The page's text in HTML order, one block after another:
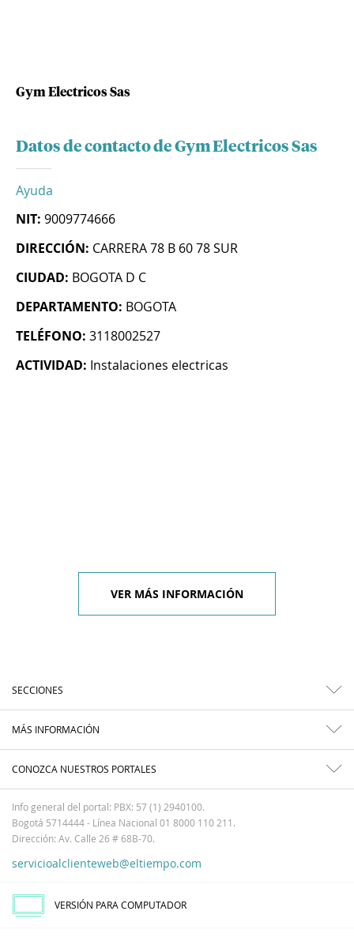
Gym Electricos Sas
Datos de contacto de Gym Electricos Sas
Ayuda
NIT: 9009774666
DIRECCIÓN: CARRERA 78 B 60 78 SUR
CIUDAD: BOGOTA D C
DEPARTAMENTO: BOGOTA
TELÉFONO: 3118002527
ACTIVIDAD: Instalaciones electricas
VER MÁS INFORMACIÓN
SECCIONES
MÁS INFORMACIÓN
CONOZCA NUESTROS PORTALES
Info general del portal: PBX: 57 (1) 2940100.
Bogotá 5714444 - Línea Nacional 01 8000 110 211.
Dirección: Av. Calle 26 # 68B-70.
servicioalclienteweb@eltiempo.com
VERSIÓN PARA COMPUTADOR